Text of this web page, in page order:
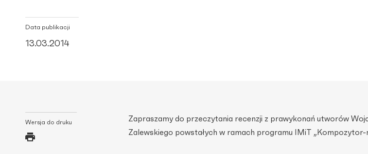
Data publikacji
13.03.2014
Wersja do druku
Zapraszamy do przeczytania recenzji z prawykonań utworów
Zalewskiego powstałych w ramach programu IMiT „Kompozytor-